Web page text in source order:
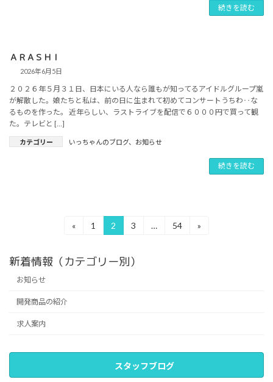
続きを読む
ＡＲＡＳＨＩ
2026年6月5日
２０２６年５月３１日、日本にいる人なら誰もが知ってるアイドルグループ嵐
が解散した。娘たちと私は、前の日に生まれて初めてコンサートうちわ‥な
るものを作った。 近年らしい、ラストライブを配信で６０００円で買って観
た。テレビと […]
カテゴリー いっちゃんのブログ、 お知らせ
続きを読む
の
ペ
ー
ジ
送
り
«
固
ー
1
固
定
ー
2
固
ー
3 …
固
54 »
新着情報（カテゴリー別）
お知らせ
開発商品の紹介
求人案内
スタッフブログ